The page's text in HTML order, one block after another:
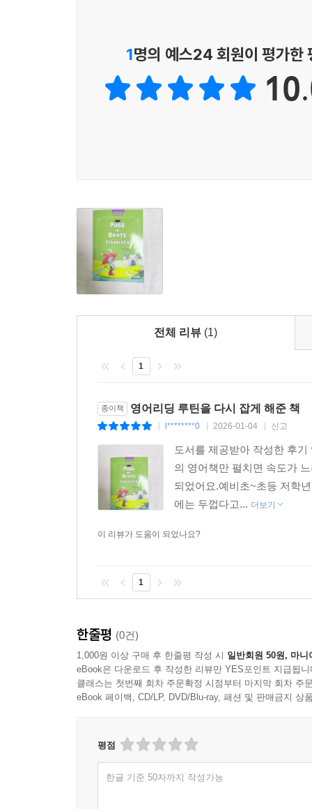
1명의 예스24 회원이 평가한
전체 리뷰 (1)
1
종이책 영어리딩 루틴을 다시 잡게 해준 책
l********0 2026-01-04 신고
도서를 제공받아 작성한 후
의 영어책만 펼치면 속도가
되었어요.예비초~초등 저학
에는 두껍다고... 더보기
이 리뷰가 도움이 되었나요?
1
한줄평 (0건)
1,000원 이상 구매 후 한줄평 작성 시 일반회원 50원, 마니
eBook은 다운로드 후 작성한 리뷰만 YES포인트 지급됩니
클래스는 첫번째 회차 주문확정 시점부터 마지막 회차 주
eBook 페이백, CD/LP, DVD/Blu-ray, 패션 및 판매금지 상
평점
한글 기준 50자까지 작성가능